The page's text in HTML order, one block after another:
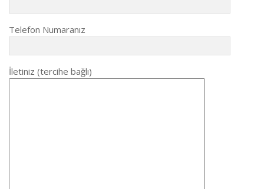
Telefon Numaranız
İletiniz (tercihe bağlı)